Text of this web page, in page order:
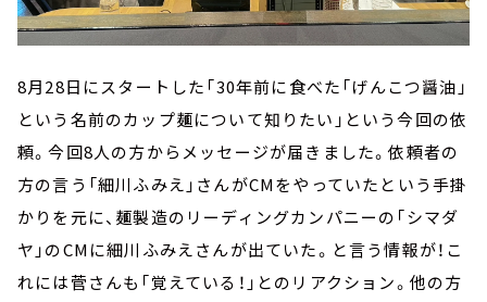
8月28日にスタートした「30年前に食べた「げんこつ醤油」
という名前のカップ麺について知りたい」という今回の依
頼。今回8人の方からメッセージが届きました。依頼者の
方の言う「細川ふみえ」さんがCMをやっていたという手掛
かりを元に、麺製造のリーディングカンパニーの「シマダ
ヤ」のCMに細川ふみえさんが出ていた。と言う情報が！こ
れには菅さんも「覚えている！」とのリアクション。他の方